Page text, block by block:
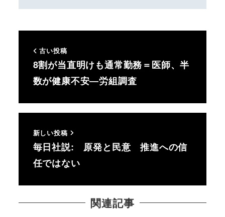
古い投稿
8割が当直明けも通常勤務＝医師、半
数が健康不安―労組調査
新しい投稿
毎日社説: 原発と民意 推進への信
任ではない
関連記事